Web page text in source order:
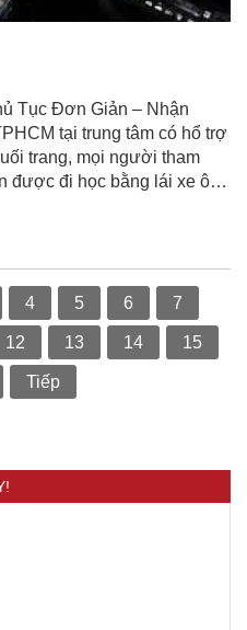
Tục Đơn Giản – Nhận
tại trung tâm có hổ trợ
trang, mọi người tham
được đi học bằng lái xe ô…
4 5 6 7
12 13 14 15
Tiếp